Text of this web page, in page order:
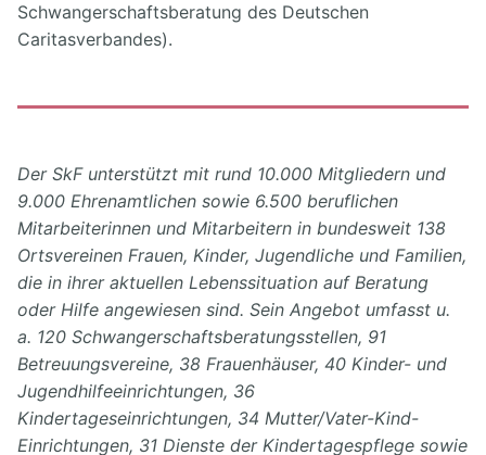
Schwangerschaftsberatung des Deutschen
Caritasverbandes).
Der SkF unterstützt mit rund 10.000 Mitgliedern und
9.000 Ehrenamtlichen sowie 6.500 beruflichen
Mitarbeiterinnen und Mitarbeitern in bundesweit 138
Ortsvereinen Frauen, Kinder, Jugendliche und Familien,
die in ihrer aktuellen Lebenssituation auf Beratung
oder Hilfe angewiesen sind. Sein Angebot umfasst u.
a. 120 Schwangerschaftsberatungsstellen, 91
Betreuungsvereine, 38 Frauenhäuser, 40 Kinder- und
Jugendhilfeeinrichtungen, 36
Kindertageseinrichtungen, 34 Mutter/Vater-Kind-
Einrichtungen, 31 Dienste der Kindertagespflege sowie